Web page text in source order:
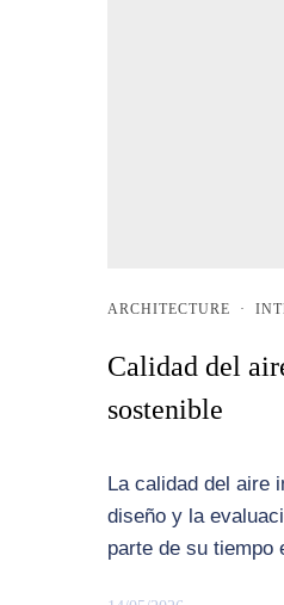
ARCHITECTURE ·
Calidad del
sostenible
La calidad del aire
diseño y la
parte de su